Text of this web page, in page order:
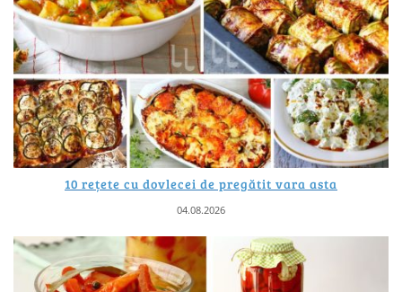
10 rețete cu dovlecei de pregătit vara asta
04.08.2026